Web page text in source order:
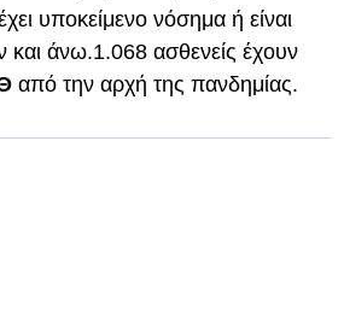
υποκείμενο νόσημα ή είναι
και άνω.1.068 ασθενείς έχουν
από την αρχή της πανδημίας.